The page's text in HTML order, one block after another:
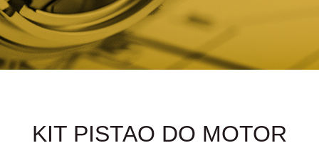
KIT PISTAO DO MOTOR